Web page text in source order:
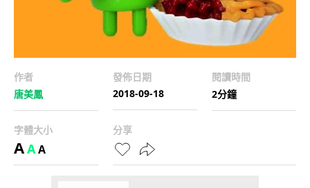
作者
唐美鳳
發佈日期
2018-09-18
閱讀時間
2分鐘
字體大小
AAA
分享